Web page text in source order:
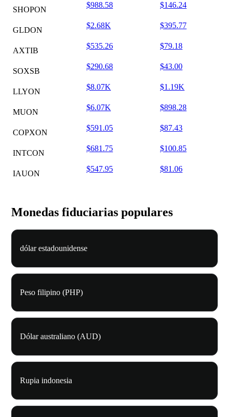
SHOPON
$988.58 $146.24
GLDON
$2.68K $395.77
AXTIB
$535.26 $79.18
SOXSB
$290.68 $43.00
LLYON
$8.07K $1.19K
MUON
$6.07K $898.28
COPXON
$591.05 $87.43
INTCON
$681.75 $100.85
IAUON
$547.95 $81.06
Monedas fiduciarias populares
dólar estadounidense
Peso filipino (PHP)
Dólar australiano (AUD)
Rupia indonesia